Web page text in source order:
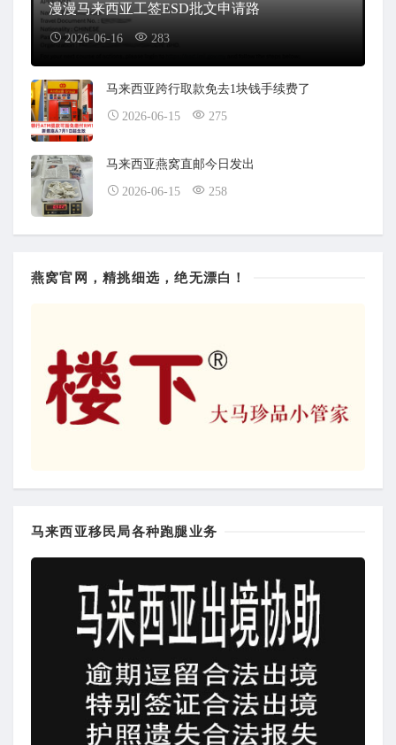
漫漫马来西亚工签ESD批文申请路
2026-06-16 283
马来西亚跨行取款免去1块钱手续费了
2026-06-15 275
马来西亚燕窝直邮今日发出
2026-06-15 258
燕窝官网，精挑细选，绝无漂白！
马来西亚移民局各种跑腿业务